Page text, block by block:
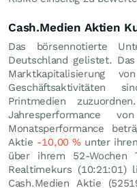
Cash.Medien Aktien
Das börsennotierte
Deutschland gelistet.
Marktkapitalisierung
Geschäftsaktivitäten
Printmedien
Jahresperformance
Monatsperformance
Aktie -10,00%unter
über ihrem 52-Wochen
Realtimekurs (10:21:01)
Cash.Medien Aktie